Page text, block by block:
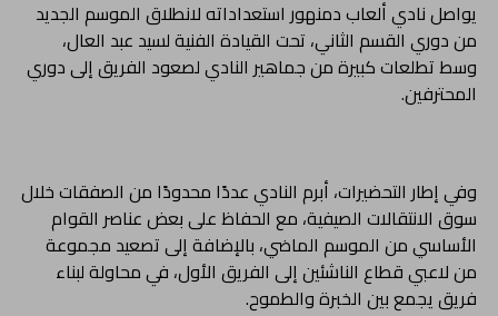
يواصل نادي ألعاب دمنهور استعداداته لانطلاق الموسم الجديد
من دوري القسم الثاني، تحت القيادة الفنية لسيد عبد العال،
وسط تطلعات كبيرة من جماهير النادي لصعود الفريق إلى دوري
المحترفين.
وفي إطار التحضيرات، أبرم النادي عددًا محدودًا من الصفقات خلال
سوق الانتقالات الصيفية، مع الحفاظ على بعض عناصر القوام
الأساسي من الموسم الماضي، بالإضافة إلى تصعيد مجموعة
من لاعبي قطاع الناشئين إلى الفريق الأول، في محاولة لبناء
فريق يجمع بين الخبرة والطموح.